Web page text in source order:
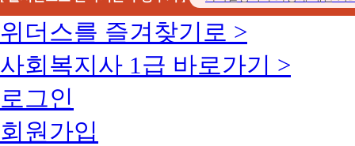
위더스를 즐겨찾기로 >
사회복지사 1급 바로가기 >
로그인
회원가입